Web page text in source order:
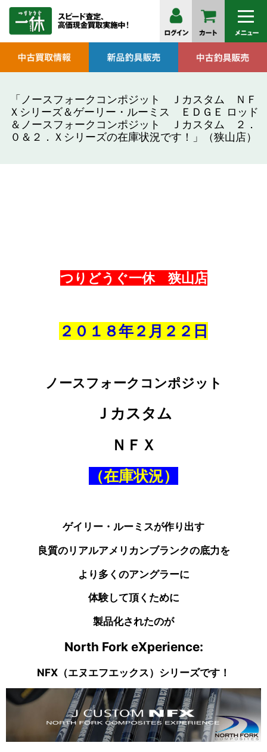
「ノースフォークコンポジット Ｊカスタム ＮＦ
Ｘシリーズ＆ゲーリー・ルーミス ＥＤＧＥ ロッド
＆ノースフォークコンポジット Ｊカスタム ２．
０＆２．Ｘシリーズの在庫状況です！」（狭山店）
つりどうぐ一休 狭山店
２０１８年２ 月２２日
ノースフォークコンポジット
Ｊカスタム
ＮＦＸ
（在庫状況）
ゲイリー・ルーミスが作り出す
良質のリアルアメリカンブランクの底力を
より多くのアングラーに
体験して頂くために
製品化されたのが
North Fork eXperience:
NFX（エヌエフエックス）シリーズです！